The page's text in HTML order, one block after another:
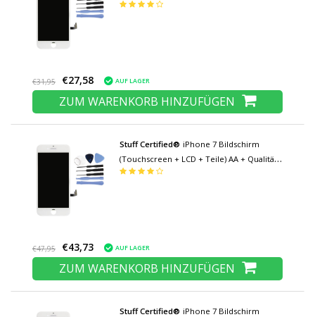
Weiß + Werkzeuge
€31,95 €27,58 AUF LAGER
ZUM WARENKORB HINZUFÜGEN
Stuff Certified® iPhone 7 Bildschirm
(Touchscreen + LCD + Teile) AA + Qualität -
Weiß + Werkzeuge
€47,95 €43,73 AUF LAGER
ZUM WARENKORB HINZUFÜGEN
Stuff Certified® iPhone 7 Bildschirm